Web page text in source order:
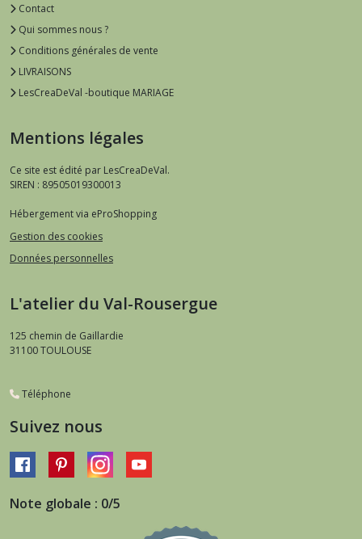
Contact
Qui sommes nous ?
Conditions générales de vente
LIVRAISONS
LesCreaDeVal -boutique MARIAGE
Mentions légales
Ce site est édité par LesCreaDeVal.
SIREN : 89505019300013
Hébergement via eProShopping
Gestion des cookies
Données personnelles
L'atelier du Val-Rousergue
125 chemin de Gaillardie
31100TOULOUSE
Téléphone
Suivez nous
Note globale : 0/5